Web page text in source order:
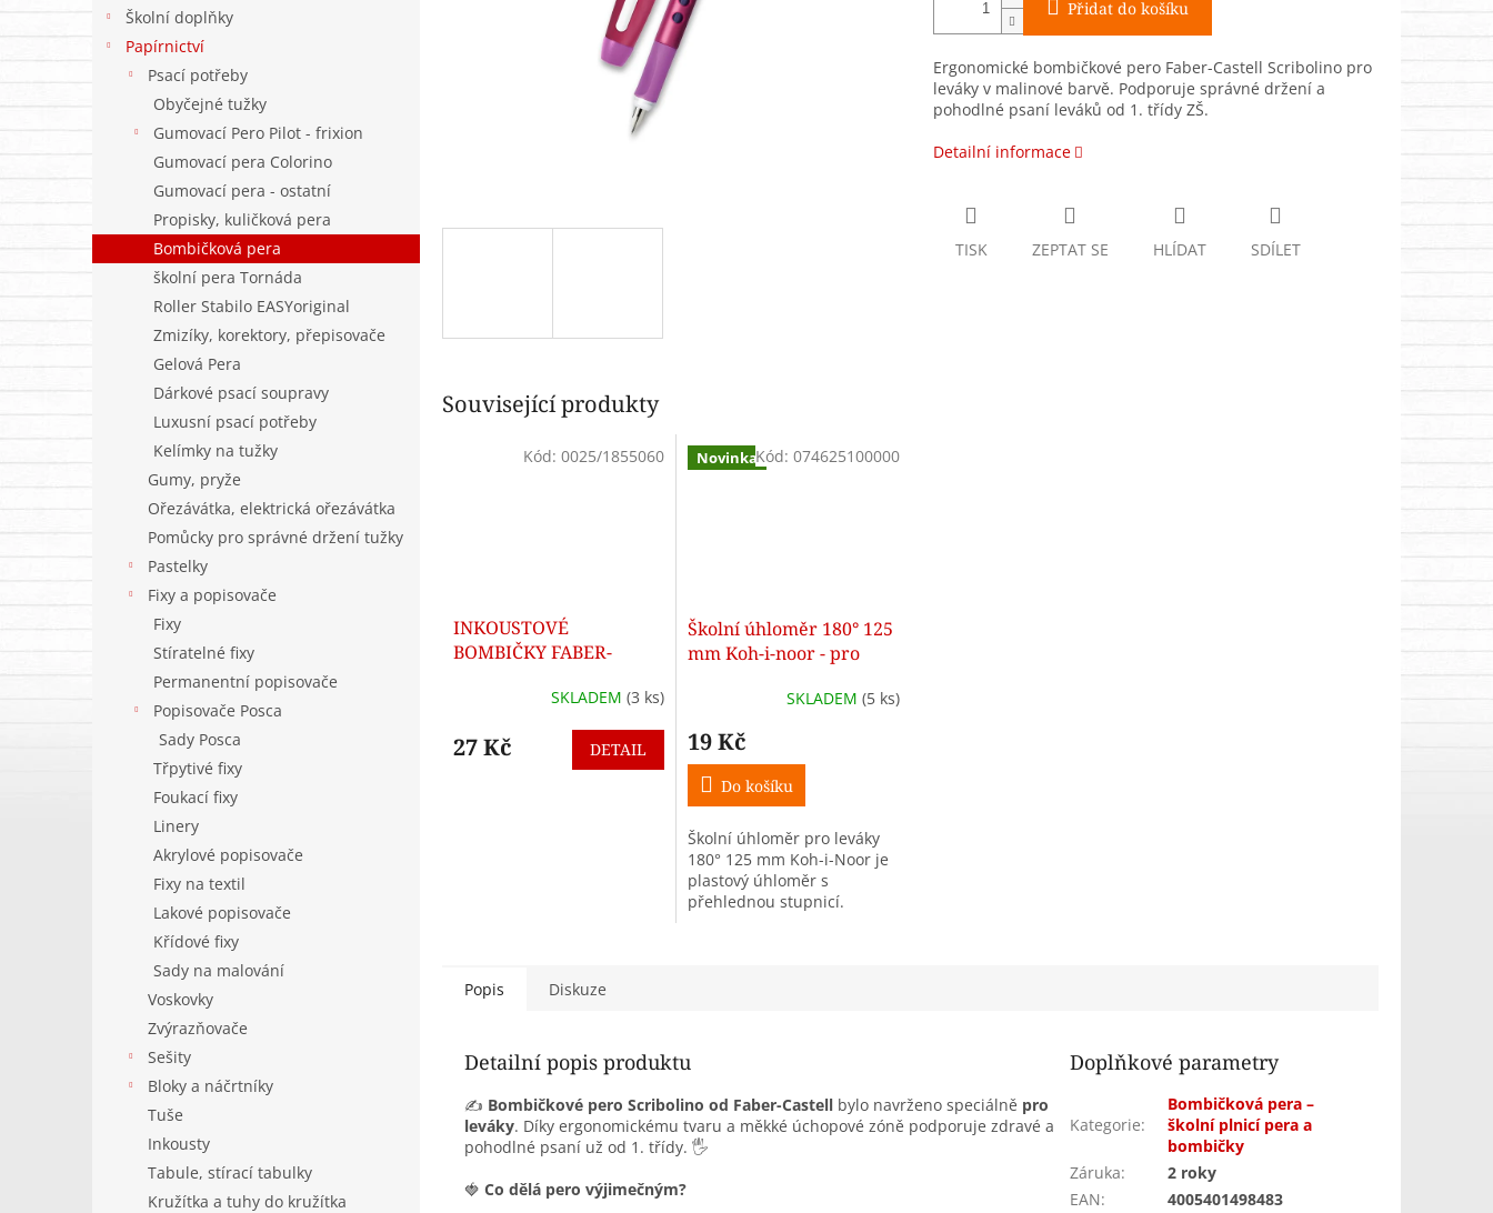
Školní doplňky
Papírnictví
Psací potřeby
Obyčejné tužky
Gumovací Pero Pilot - frixion
Gumovací pera Colorino
Gumovací pera - ostatní
Propisky, kuličková pera
Bombičková pera
školní pera Tornáda
Roller Stabilo EASYoriginal
Zmizíky, korektory, přepisovače
Gelová Pera
Dárkové psací soupravy
Luxusní psací potřeby
Kelímky na tužky
Gumy, pryže
Ořezávátka, elektrická ořezávátka
Pomůcky pro správné držení tužky
Pastelky
Fixy a popisovače
Fixy
Stíratelné fixy
Permanentní popisovače
Popisovače Posca
Sady Posca
Třpytivé fixy
Foukací fixy
Linery
Akrylové popisovače
Fixy na textil
Lakové popisovače
Křídové fixy
Sady na malování
Voskovky
Zvýrazňovače
Sešity
Bloky a náčrtníky
Tuše
Inkousty
Tabule, stírací tabulky
Kružítka a tuhy do kružítka
Přidat do košíku
Ergonomické bombičkové pero Faber-Castell Scribolino pro
leváky v malinové barvě. Podporuje správné držení a
pohodlné psaní leváků od 1. třídy ZŠ.
Detailní informace
TISK ZEPTAT SE HLÍDAT SDÍLET
Související produkty
INKOUSTOVÉ
BOMBIČKY FABER-
SKLADEM (3 ks)
27 Kč DETAIL
Kód: 0025/1855060 Novinka
Školní úhloměr 180° 125
mm Koh-i-noor - pro
SKLADEM (5 ks)
19 Kč
Do košíku
Školní úhloměr pro leváky
180° 125 mm Koh-i-Noor je
plastový úhloměr s
přehlednou stupnicí.
Kód: 074625100000
Popis Diskuze
Detailní popis produktu
✍️ Bombičkové pero Scribolino od Faber-Castell bylo navrženo speciálně pro
leváky. Díky ergonomickému tvaru a měkké úchopové zóně podporuje zdravé a
pohodlné psaní už od 1. třídy. 🖐️
🍓 Co dělá pero výjimečným?
Doplňkové parametry
Kategorie:
Bombičková pera –
školní plnicí pera a
bombičky
Záruka:
2 roky
EAN: 4005401498483